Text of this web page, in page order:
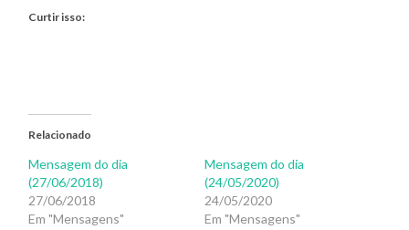
Curtir isso:
Relacionado
Mensagem do dia
(27/06/2018)
27/06/2018
Em "Mensagens"
Mensagem do dia
(24/05/2020)
24/05/2020
Em "Mensagens"